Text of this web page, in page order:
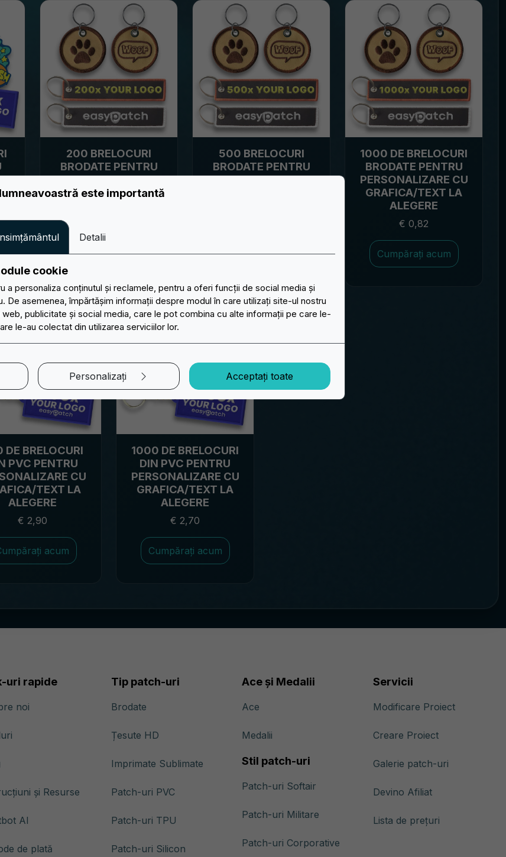
200 BRELOCURI
BRODATE PENTRU
PERSONALIZARE CU
GRAFICA/TEXT LA
Cumpărați acum
500 BRELOCURI
BRODATE PENTRU
PERSONALIZARE CU
Cumpărați acum
1000 DE BRELOCURI
BRODATE PENTRU
PERSONALIZARE CU
GRAFICA/TEXT LA
ALEGERE
€ 0,82
Cumpărați acum
BRELOCURI
PVC PENTRU
CU
TEXT LA
ALEGERE
€ 2,90
acum
1000 DE BRELOCURI
DIN PVC PENTRU
PERSONALIZARE CU
GRAFICA/TEXT LA
ALEGERE
€ 2,70
Cumpărați acum
uri rapide
noi
și Resurse
AI
de plată
Tip patch-uri
Brodate
Țesute HD
Imprimate Sublimate
Patch-uri PVC
Patch-uri TPU
Patch-uri Silicon
Ace și Medalii
Ace
Medalii
Stil patch-uri
Patch-uri Softair
Patch-uri Militare
Patch-uri Corporative
Servicii
Modificare Proiect
Creare Proiect
Galerie patch-uri
Devino Afiliat
Lista de prețuri
este importantă
Detalii
cookie
a personaliza conținutul și reclamele, pentru a oferi funcții de social media și
De asemenea, împărtășim informații despre modul în care utilizați site-ul nostru
publicitate și social media, care le pot combina cu alte informații pe care le-
le-au colectat din utilizarea serviciilor lor.
Acceptați toate
Personalizați